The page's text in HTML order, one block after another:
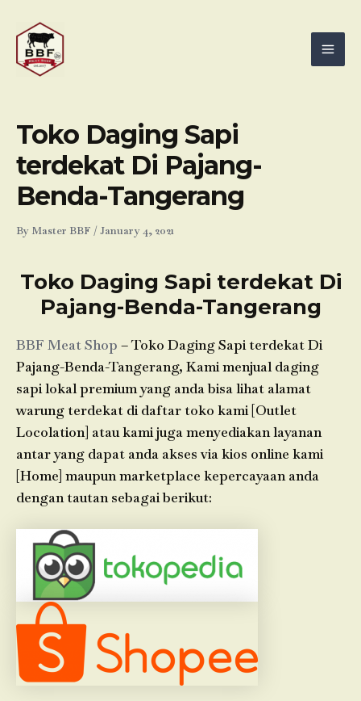
content
Toko Daging Sapi
terdekat Di Pajang-
Benda-Tangerang
By Master BBF /January 4, 2021
Toko Daging Sapi terdekat Di
Pajang-Benda-Tangerang
BBF Meat Shop – Toko Daging Sapi terdekat Di
Pajang-Benda-Tangerang, Kami menjual daging
sapi lokal premium yang anda bisa lihat alamat
warung terdekat di daftar toko kami [Outlet
Locolation] atau kami juga menyediakan layanan
antar yang dapat anda akses via kios online kami
[Home] maupun marketplace kepercayaan anda
dengan tautan sebagai berikut: